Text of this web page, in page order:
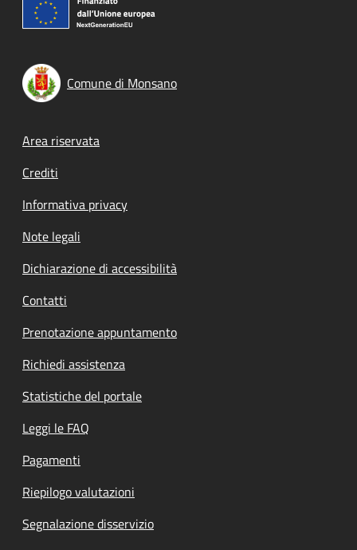
Comune di Monsano
Footer menu
Area riservata
Crediti
Informativa privacy
Note legali
Dichiarazione di accessibilità
Contatti
Prenotazione appuntamento
Richiedi assistenza
Statistiche del portale
Leggi le FAQ
Pagamenti
Riepilogo valutazioni
Segnalazione disservizio